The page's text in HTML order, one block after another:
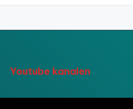
Youtube kanalen